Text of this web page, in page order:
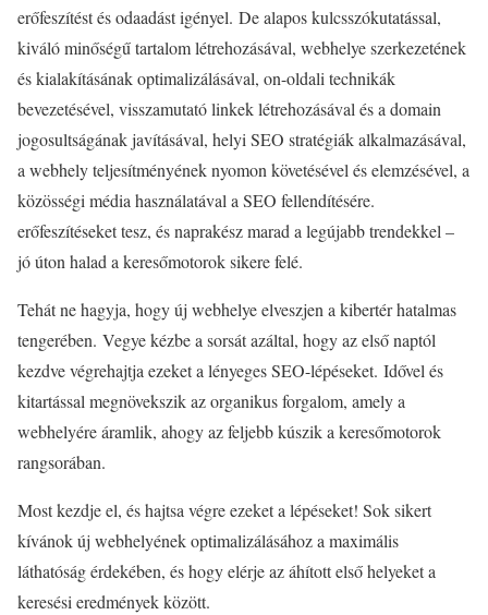
erőfeszítést és odaadást igényel. De alapos kulcsszókutatással,
kiváló minőségű tartalom létrehozásával, webhelye szerkezetének
és kialakításának optimalizálásával, on-oldali technikák
bevezetésével, visszamutató linkek létrehozásával és a domain
jogosultságának javításával, helyi SEO stratégiák alkalmazásával,
a webhely teljesítményének nyomon követésével és elemzésével, a
közösségi média használatával a SEO fellendítésére.
erőfeszítéseket tesz, és naprakész marad a legújabb trendekkel –
jó úton halad a keresőmotorok sikere felé.
Tehát ne hagyja, hogy új webhelye elveszjen a kibertér hatalmas
tengerében. Vegye kézbe a sorsát azáltal, hogy az első naptól
kezdve végrehajtja ezeket a lényeges SEO-lépéseket. Idővel és
kitartással megnövekszik az organikus forgalom, amely a
webhelyére áramlik, ahogy az feljebb kúszik a keresőmotorok
rangsorában.
Most kezdje el, és hajtsa végre ezeket a lépéseket! Sok sikert
kívánok új webhelyének optimalizálásához a maximális
láthatóság érdekében, és hogy elérje az áhított első helyeket a
keresési eredmények között.